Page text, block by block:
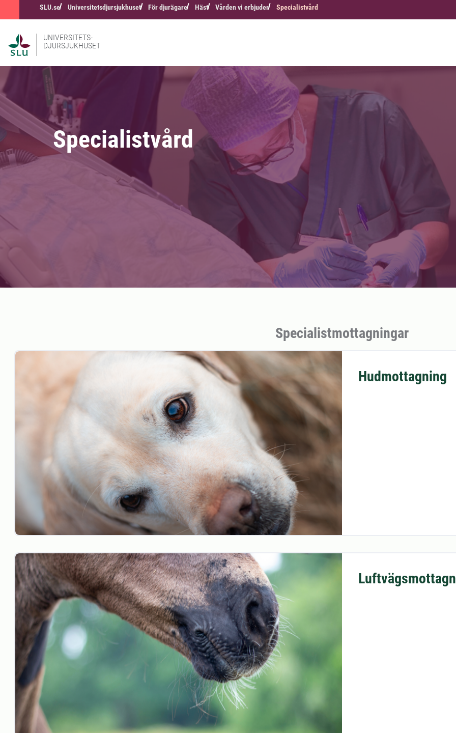
SLU.se Universitetsdjursjukhuset För djurägare Häst Vården vi erbjuder Specialistvård
UNIVERSITETS-
DJURSJUKHUSET
Specialistvård
Specialistmottagningar
Hudmottagning